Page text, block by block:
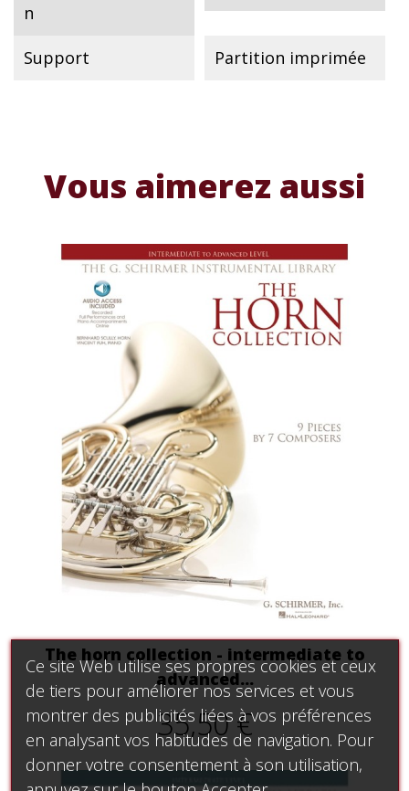
n
Support Partition imprimée
Vous aimerez aussi
The horn collection - intermediate to
advanced...
35,50 €
Ce site Web utilise ses propres cookies et ceux
de tiers pour améliorer nos services et vous
montrer des publicités liées à vos préférences
en analysant vos habitudes de navigation. Pour
donner votre consentement à son utilisation,